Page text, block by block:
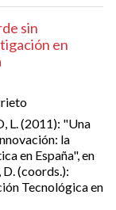
sin
en
L. (2011): "Una
la
en España", en
D. (coords.):
Tecnológica en